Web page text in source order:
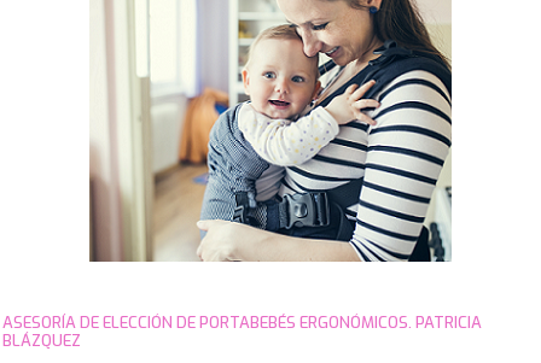
ASESORÍA DE ELECCIÓN DE PORTABEBÉS ERGONÓMICOS. PATRICIA
BLÁZQUEZ